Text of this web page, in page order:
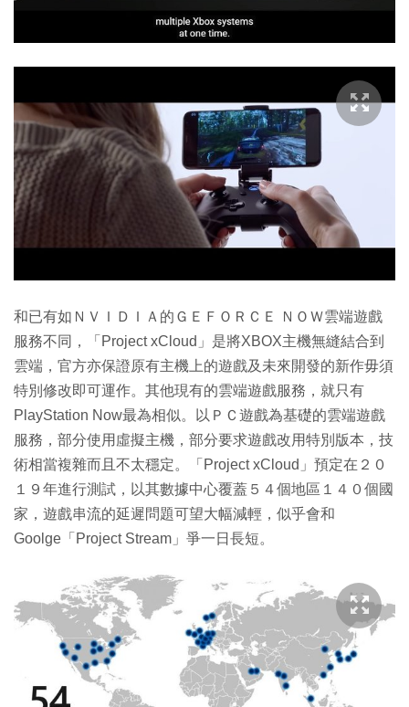
和已有如ＮＶＩＤＩＡ的ＧＥＦＯＲＣＥ ＮＯＷ雲端遊戲
服務不同，「Project xCloud」是將XBOX主機無縫結合到
雲端，官方亦保證原有主機上的遊戲及未來開發的新作毋須
特別修改即可運作。其他現有的雲端遊戲服務，就只有
PlayStation Now最為相似。以ＰＣ遊戲為基礎的雲端遊戲
服務，部分使用虛擬主機，部分要求遊戲改用特別版本，技
術相當複雜而且不太穩定。「Project xCloud」預定在２０
１９年進行測試，以其數據中心覆蓋５４個地區１４０個國
家，遊戲串流的延遲問題可望大幅減輕，似乎會和
Goolge「Project Stream」爭一日長短。